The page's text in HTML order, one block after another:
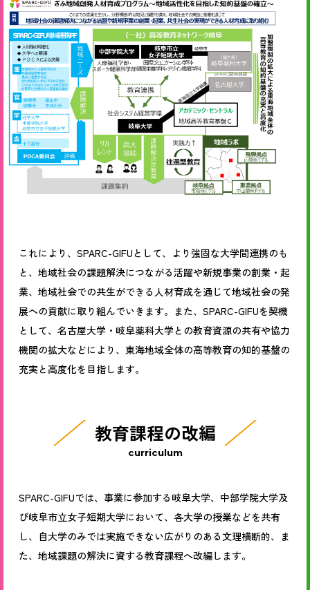
これにより、SPARC-GIFUとして、より強固な大学間連携のも
と、地域社会の課題解決につながる活躍や新規事業の創業・起
業、地域社会での共生ができる人材育成を通じて地域社会の発
展への貢献に取り組んでいきます。また、SPARC-GIFUを契機
として、名古屋大学・岐阜薬科大学との教育資源の共有や協力
機関の拡大などにより、東海地域全体の高等教育の知的基盤の
充実と高度化を目指します。
教育課程の改編
curriculum
SPARC-GIFUでは、事業に参加する岐阜大学、中部学院大学及
び岐阜市立女子短期大学において、各大学の授業などを共有
し、自大学のみでは実施できない広がりのある文理横断的、ま
た、地域課題の解決に資する教育課程へ改編します。